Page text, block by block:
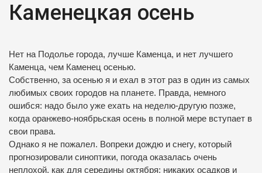
Каменецкая осень
Нет на Подолье города, лучше Каменца, и нет лучшего
Каменца, чем Каменец осенью.
Собственно, за осенью я и ехал в этот раз в один из самых
любимых своих городов на планете. Правда, немного
ошибся: надо было уже ехать на неделю-другую позже,
когда оранжево-ноябрьская осень в полной мере вступает в
свои права.
Однако я не пожалел. Вопреки дождю и снегу, который
прогнозировали синоптики, погода оказалась очень
неплохой, как для середины октября: никаких осадков и